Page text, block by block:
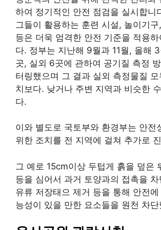
하여 정기적인 안전 점검을 실시합니
그들이 활용하는 훈련 시설, 놀이기
등은 더욱 엄격한 안전 기준을 적용하
다. 정부는 지난해 9월과 11월, 올해
곳, 실외 6곳에 관하여 공기질 측정
터링했으며 그 결과 실외 측정물질
치보다. 낮거나 주변 지역과 비슷한
다.
이와 별도로 국토부와 환경부는 안전
위한 조치를 전 지역에 걸쳐 추가로
그 예로 15cm이상 두텁게 흙을 덮은
등을 심어서 과거 토양과의 접촉을
유류 저장태으 제거 등을 통해 안전
능성이 있을 만한 요소들을 원천 차